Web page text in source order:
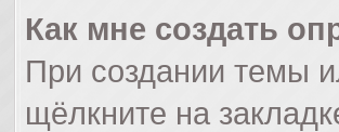
Как мне создать
При создании темы
щёлкните на